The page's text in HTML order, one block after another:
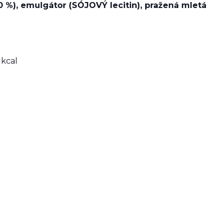
%), emulgátor (SÓJOVÝ lecitin), pražená mletá